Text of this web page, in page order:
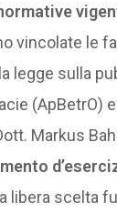
vincolate le
legge sulla
(ApBetrO)
Markus
scelta